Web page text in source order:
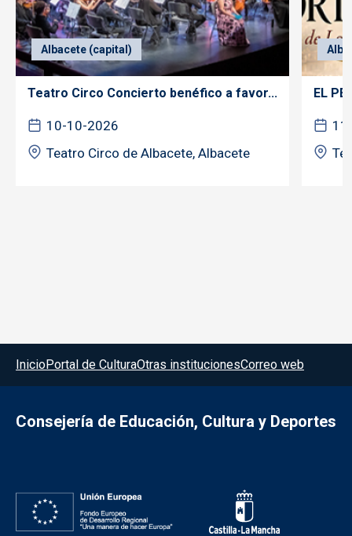
Albacete (capital)
Teatro Circo Concierto benéfico a favor...
10-10-2026
Teatro Circo de Albacete, Albacete
EL
Menú del pie
InicioPortal de CulturaOtras institucionesCorreo web
Consejería de Educación, Cultura y Deportes